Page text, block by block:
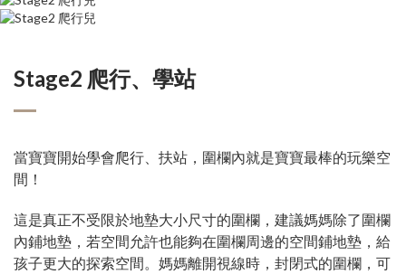
Stage2 爬行、學站
當寶寶開始學會爬行、扶站，圍欄內就是寶寶最棒的玩樂空
間！
這是真正不受限於地墊大小尺寸的圍欄，建議媽媽除了圍欄
內鋪地墊，若空間允許也能夠在圍欄周邊的空間鋪地墊，給
孩子更大的探索空間。媽媽離開視線時，封閉式的圍欄，可